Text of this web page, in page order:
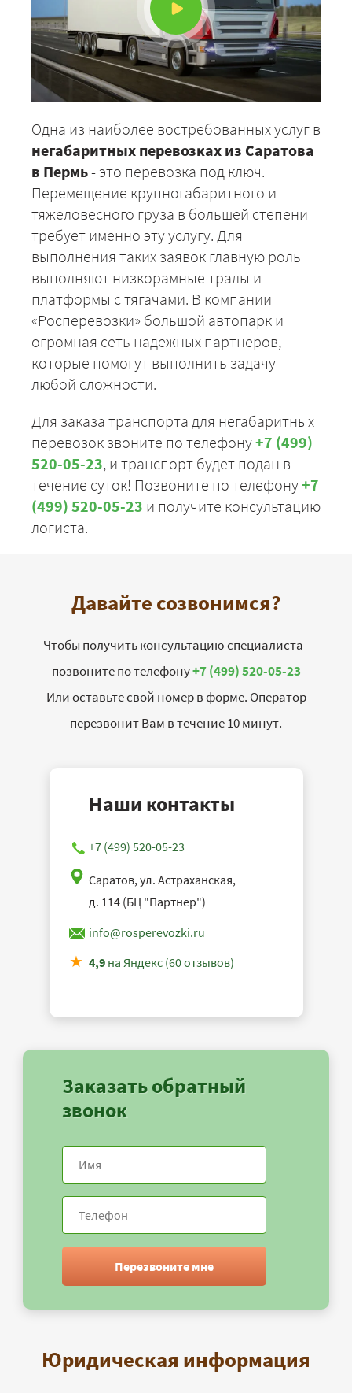
Одна из наиболее востребованных услуг в
негабаритных перевозках из Саратова
в Пермь- это перевозка под ключ.
Перемещение крупногабаритного и
тяжеловесного груза в большей степени
требует именно эту услугу. Для
выполнения таких заявок главную роль
выполняют низкорамные тралы и
платформы с тягачами. В компании
«Росперевозки» большой автопарк и
огромная сеть надежных партнеров,
которые помогут выполнить задачу
любой сложности.
Для заказа транспорта для негабаритных
перевозок звоните по телефону+7 (499)
520-05-23, и транспорт будет подан в
течение суток! Позвоните по телефону+7
(499) 520-05-23 и получите консультацию
логиста.
Давайте созвонимся?
Чтобы получить консультацию специалиста -
позвоните по телефону+7 (499) 520-05-23
Или оставьте свой номер в форме. Оператор
перезвонит Вам в течение 10 минут.
Наши контакты
+7 (499) 520-05-23
Саратов, ул. Астраханская,
д. 114 (БЦ "Партнер")
info@rosperevozki.ru
4,9на Яндекс (60 отзывов)
Заказать обратный
звонок
Перезвоните мне
Юридическая информация